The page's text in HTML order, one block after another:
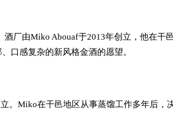
酒厂由Miko Abouaf于2013年创立，他在干
口感复杂的新风格金酒的愿望。
。Miko在干邑地区从事蒸馏工作多年后